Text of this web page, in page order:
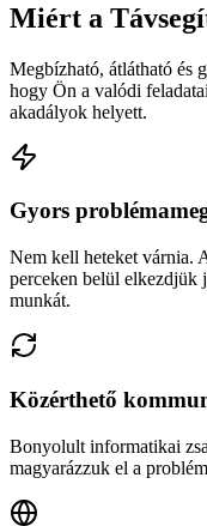
Miért a
Megbízható, átlátható és
hogy Ön a valódi
akadályok helyett.
Gyors
Nem kell heteket várnia.
perceken belül elkezdjük
munkát.
Közérthető
Bonyolult informatikai
magyarázzuk el a